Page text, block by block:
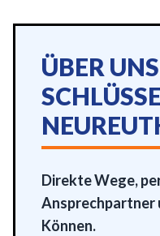
ÜBER
Direkte Wege,
Ansprechpartner
Können.